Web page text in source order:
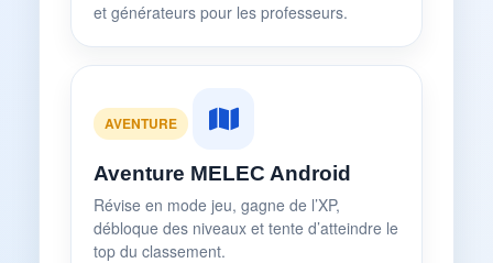
et générateurs pour les professeurs.
AVENTURE
Aventure MELEC Android
Révise en mode jeu, gagne de l’XP,
débloque des niveaux et tente d’atteindre le
top du classement.